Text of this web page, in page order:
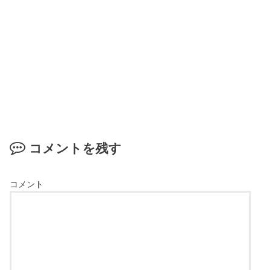
コメントを残す
コメント